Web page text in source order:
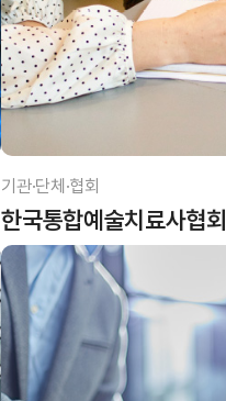
기관·단체·협회
한국통합예술치료사협회